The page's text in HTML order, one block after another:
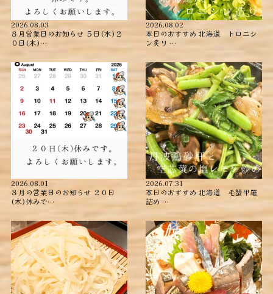
2026.08.03
８月営業日のお知らせ ５日(水)２
０日(木)…
2026.08.02
本日のおすすめ ︎北海道 トロニシ
ン炙り …
2026.08.01
８月の営業日のお知らせ ２０日
(木)休みで…
2026.07.31
本日のおすすめ ︎北海道 毛蟹甲羅
詰め ︎…